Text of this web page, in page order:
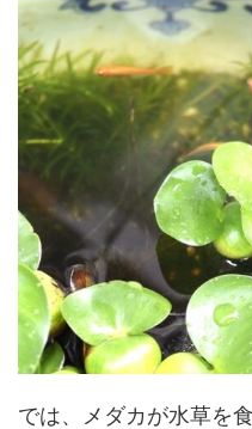
では、メダカが水草を